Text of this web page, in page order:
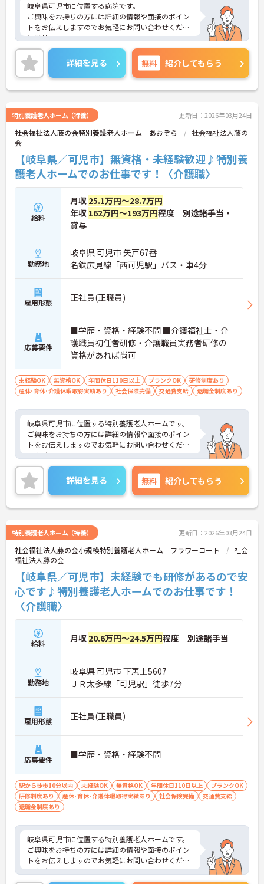
岐阜県可児市に位置する病院です。
ご興味をお持ちの方には詳細の情報や面接のポイン
トをお伝えしますのでお気軽にお問い合わせくださ
いませ。
詳細を見る 無料 紹介してもらう
特別養護老人ホーム（特養） 更新日：2026年03月24日
社会福祉法人藤の会特別養護老人ホーム あおぞら
社会福祉法人藤の
会
【岐阜県／可児市】無資格・未経験歓迎♪特別養
護老人ホームでのお仕事です！〈介護職〉
給料
月収 25.1万円～28.7万円
年収 162万円～193万円程度 別途諸手当・
賞与
勤務地
岐阜県 可児市 矢戸67番
名鉄広見線「西可児駅」バス・車4分
雇用形態 正社員(正職員)
応募要件
■学歴・資格・経験不問 ■介護福祉士・介
護職員初任者研修・介護職員実務者研修の
資格があれば尚可
未経験OK 無資格OK 年間休日110日以上 ブランクOK
研修制度あり
産休･育休･介護休暇取得実績あり
社会保険完備 交通費支給 退職金制度あり
岐阜県可児市に位置する特別養護老人ホームです。
ご興味をお持ちの方には詳細の情報や面接のポイン
トをお伝えしますのでお気軽にお問い合わせくださ
いませ。
詳細を見る 無料 紹介してもらう
特別養護老人ホーム（特養） 更新日：2026年03月24日
社会福祉法人藤の会小規模特別養護老人ホーム フラワーコート
社会
福祉法人藤の会
【岐阜県／可児市】未経験でも研修があるので安
心です♪特別養護老人ホームでのお仕事です！
〈介護職〉
給料 月収 20.6万円～24.5万円程度 別途諸手当
勤務地
岐阜県 可児市 下恵土5607
ＪＲ太多線「可児駅」徒歩7分
雇用形態 正社員(正職員)
応募要件 ■学歴・資格・経験不問
駅から徒歩10分以内 未経験OK 無資格OK 年間休日110日以上
ブランクOK
研修制度あり
産休･育休･介護休暇取得実績あり 社会保険完備
交通費支給
退職金制度あり
岐阜県可児市に位置する特別養護老人ホームです。
ご興味をお持ちの方には詳細の情報や面接のポイン
トをお伝えしますのでお気軽にお問い合わせくださ
いませ。